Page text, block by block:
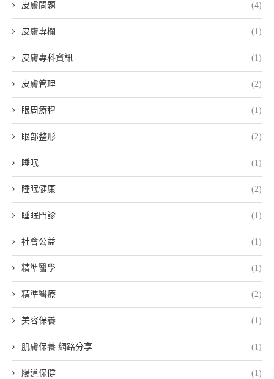
皮膚問題 (4)
皮膚專欄 (1)
皮膚專科資訊 (1)
皮膚管理 (2)
眼周療程 (1)
眼部整形 (2)
睡眠 (1)
睡眠健康 (2)
睡眠門診 (1)
社會公益 (1)
精準醫學 (1)
精準醫療 (2)
美容保養 (1)
肌膚保養 網路分享 (1)
腸道保健 (1)